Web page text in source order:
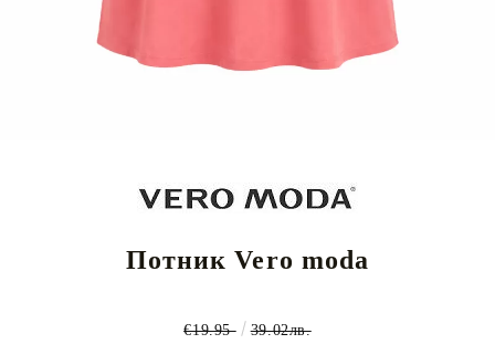
Потник Vero moda
€19.95 39.02лв.